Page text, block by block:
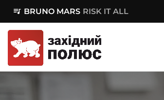
queue_music BRUNO MARS RISK IT ALL